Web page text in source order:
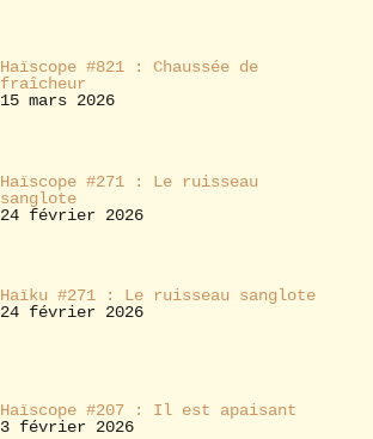
Haïscope #821 : Chaussée de
fraîcheur
15 mars 2026
Haïscope #271 : Le ruisseau
sanglote
24 février 2026
Haïku #271 : Le ruisseau sanglote
24 février 2026
Haïscope #207 : Il est apaisant
3 février 2026